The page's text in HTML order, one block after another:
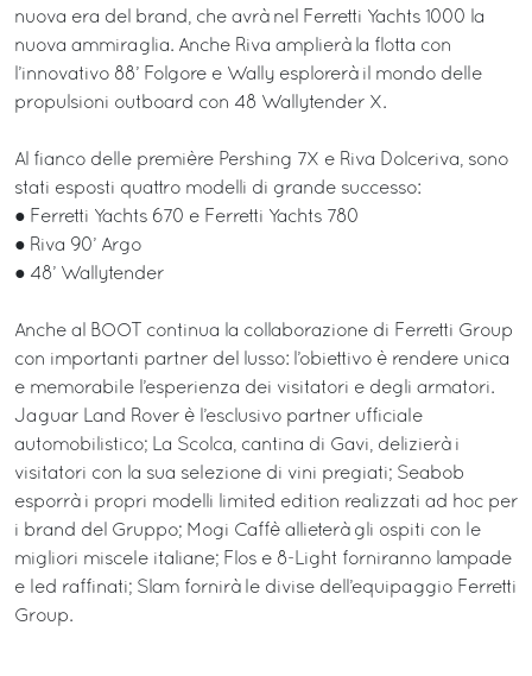
nuova era del brand, che avrà nel Ferretti Yachts 1000 la
nuova ammiraglia. Anche Riva amplierà la flotta con
l’innovativo 88’ Folgore e Wally esplorerà il mondo delle
propulsioni outboard con 48 Wallytender X.
Al fianco delle première Pershing 7X e Riva Dolceriva, sono
stati esposti quattro modelli di grande successo:
● Ferretti Yachts 670 e Ferretti Yachts 780
● Riva 90’ Argo
● 48’ Wallytender
Anche al BOOT continua la collaborazione di Ferretti Group
con importanti partner del lusso: l’obiettivo è rendere unica
e memorabile l’esperienza dei visitatori e degli armatori.
Jaguar Land Rover è l’esclusivo partner ufficiale
automobilistico; La Scolca, cantina di Gavi, delizierà i
visitatori con la sua selezione di vini pregiati; Seabob
esporrà i propri modelli limited edition realizzati ad hoc per
i brand del Gruppo; Mogi Caffè allieterà gli ospiti con le
migliori miscele italiane; Flos e 8-Light forniranno lampade
e led raffinati; Slam fornirà le divise dell’equipaggio Ferretti
Group.